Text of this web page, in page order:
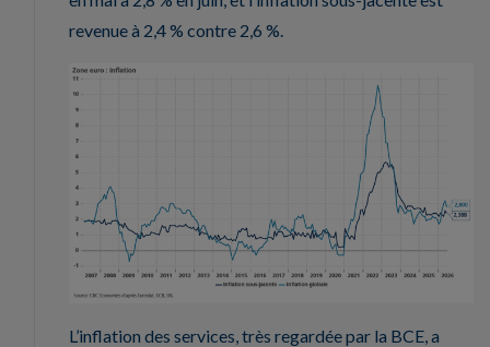
revenue à 2,4 % contre 2,6 %.
L’inflation des services, très regardée par la BCE, a